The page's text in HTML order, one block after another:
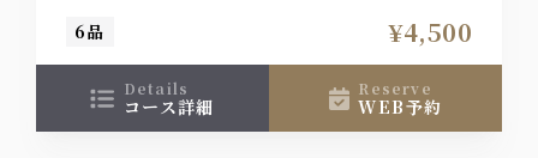
6品
¥4,500
details
コース詳細
reserve
WEB予約